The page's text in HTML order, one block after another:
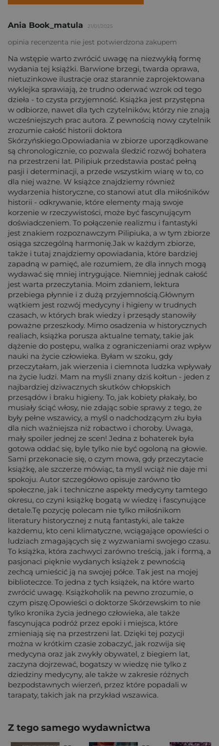
Ania Book_matula 21/01/2025
opinia recenzenta nie jest potwierdzona zakupem
Na wstępie warto zwrócić uwagę na niezwykłą formę
wydania tej książki. Barwione brzegi, twarda oprawa,
nietuzinkowe ilustracje oraz starannie zaprojektowana
wyklejka sprawiają, że trudno oderwać wzrok od tego
dzieła - to czysta przyjemność. Książka jest przystępna
w odbiorze, nawet dla tych czytelników, którzy nie znają
wcześniejszych prac autora. Z pewnością nowy czytelnik
zrozumie całość historii doktora
Skórzyńskiego.Opowiadania w zbiorze uporządkowane
są chronologicznie, co pozwala śledzić rozwój bohatera
na przestrzeni lat. Pilipiuk przedstawia postać pełną
pasji i determinacji, a przede wszystkim wiarę w to, co
dla niej ważne. W książce znajdziemy również
wydarzenia historyczne, co stanowi atut dla miłośników
historii - odkrywanie, które elementy mają swoje
korzenie w rzeczywistości, może być fascynującym
doświadczeniem. To połączenie realizmu i fantastyki
jest znakiem rozpoznawczym Pilipiuka, a w tym zbiorze
osiąga szczególną harmonię.Jak w każdym zbiorze,
także i tutaj znajdziemy opowiadania, które bardziej
zapadną w pamięć, ale rozumiem, że dla innych mogą
wydawać się mniej intrygujące. Niemniej jednak całość
jest warta przeczytania. Moim zdaniem, lektura
przebiega płynnie i z dużą przyjemnością.Głównym
wątkiem jest rozwój medycyny i higieny w trudnych
czasach, w których brak wiedzy i przesądy stanowiły
poważne przeszkody. Mimo osadzenia w historycznych
realiach, książka porusza aktualne tematy, takie jak
dążenie do postępu, walka z ograniczeniami oraz wpływ
nauki na życie człowieka. Byłam w szoku, gdy
przeczytałam, jak wierzenia i ciemnota ludzka wpływały
na życie ludzi. Mam na myśli znany dziś kołtun - jeden z
najbardziej dziwacznych skutków chłopskich
przesądów i braku higieny. To, jak kobiety płakały, bo
musiały ściąć włosy, nie zdając sobie sprawy z tego, że
były pełne wszawicy, a myśl o nadchodzącym złu była
dla nich ważniejsza niż robactwo i choroby. Uwaga,
mały spoiler jednej ze scen! Jedna z bohaterek była
gotowa oddać się, byle tylko nie być ogoloną na głowie.
Sami przekonacie się, o czym mowa, gdy przeczytacie
książkę, ale szczerze mówiąc, ta myśl wciąż nie daje mi
spokoju. Autor szczegółowo opisuje zarówno tło
społeczne, jak i techniczne aspekty medycyny tamtego
okresu, co czyni książkę bogatą w wiedzę i fascynujące
detale.Tę pozycję polecam nie tylko miłośnikom
literatury historycznej z nutą fantastyki, ale także
każdemu, kto ceni klimatyczne, wciągające opowieści o
ludziach zmagających się z wyzwaniami swojego czasu.
To książka, która zachwyci zarówno treścią, jak i formą, a
pasjonaci pięknie wydanych książek z pewnością
zechcą umieścić ją na swojej półce. Tak jest na mojej
biblioteczce. To jedna z tych książek, na które warto
zwrócić uwagę. Książkoholik na pewno zrozumie, o
czym piszę.Opowieści o doktorze Skórzewskim to nie
tylko kronika życia jednego człowieka, ale także
fascynująca podróż przez epoki i miejsca, które
zmieniają się na przestrzeni lat. Dzięki tej pozycji
można w krótkim czasie zobaczyć, jak rozwija się
medycyna oraz jak zwykły obywatel, z biegiem lat,
zaczyna dojrzewać, bogatszy w wiedzę nie tylko z
dziedziny medycyny, ale także w zakresie różnych
bezpodstawnych wierzeń, przez które popadali w
tarapaty, takich jak na przykład wszawica.
Z tego samego wydawnictwa